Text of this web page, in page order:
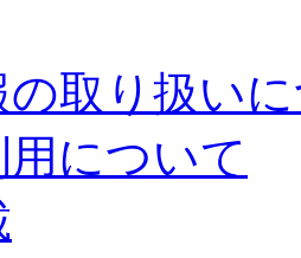
の取り扱い
について